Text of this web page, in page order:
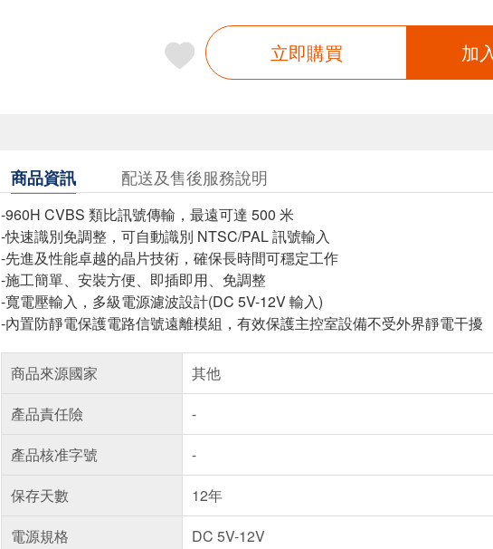
立即購買 加
商品資訊 配送及售後服務說明
-960H CVBS 類比訊號傳輸，最遠可達 500 米
-快速識別免調整，可自動識別 NTSC/PAL 訊號輸入
-先進及性能卓越的晶片技術，確保長時間可穩定工作
-施工簡單、安裝方便、即插即用、免調整
-寬電壓輸入，多級電源濾波設計(DC 5V-12V 輸入)
-內置防靜電保護電路信號遠離模組，有效保護主控室設備不受外界靜電干擾
商品來源國家
其他
產品責任險
-
產品核准字號
-
保存天數
12年
電源規格
DC 5V-12V